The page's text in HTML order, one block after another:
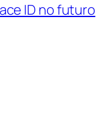
ID no futuro